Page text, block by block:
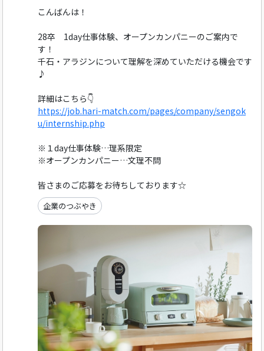
こんばんは！
28卒 1day仕事体験、オープンカンパニーのご案内で
す！
千石・アラジンについて理解を深めていただける機会です
♪
詳細はこちら👇
https://job.hari-match.com/pages/company/sengok
u/internship.php
※１day仕事体験…理系限定
※オープンカンパニー…文理不問
皆さまのご応募をお待ちしております☆
企業のつぶやき